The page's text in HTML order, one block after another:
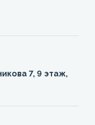
7, 9 этаж,